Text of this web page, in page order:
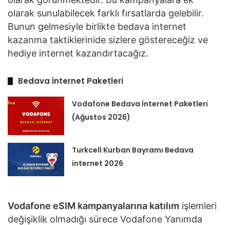
olarak sunulabilecek farklı fırsatlarda gelebilir.
Bunun gelmesiyle birlikte bedava internet
kazanma taktiklerinide sizlere göstereceğiz ve
hediye internet kazandırtacağız.
Bedava İnternet Paketleri
Vodafone Bedava İnternet Paketleri
(Ağustos 2026)
Turkcell Kurban Bayramı Bedava
internet 2026
Vodafone eSIM kampanyalarına katılım işlemleri
değişiklik olmadığı sürece Vodafone Yanımda